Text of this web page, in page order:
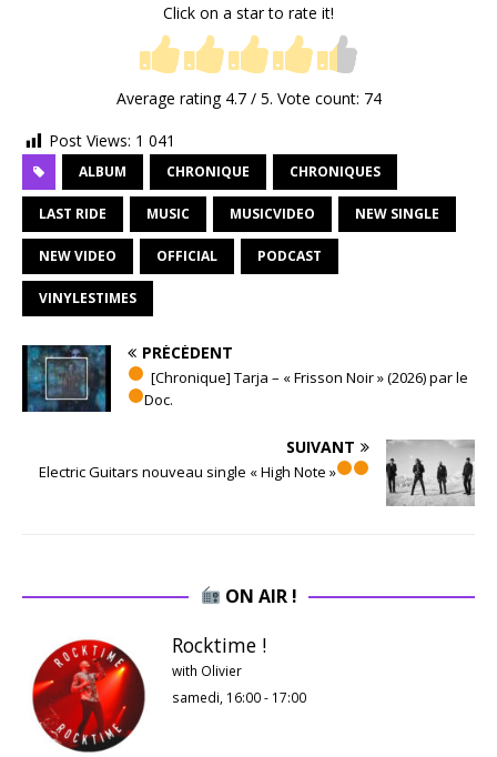
Click on a star to rate it!
Average rating 4.7/ 5. Vote count: 74
Post Views: 1 041
ALBUM CHRONIQUE CHRONIQUES
LAST RIDE MUSIC MUSICVIDEO NEW SINGLE
NEW VIDEO OFFICIAL PODCAST
VINYLESTIMES
PRÉCÉDENT
[Chronique] Tarja – « Frisson Noir » (2026) par le
Doc.
SUIVANT
Electric Guitars nouveau single « High Note »
ON AIR !
Rocktime !
with Olivier
samedi, 16:00- 17:00